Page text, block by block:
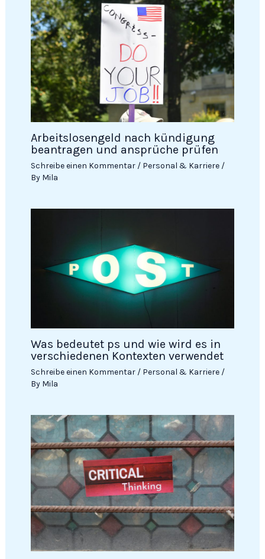
Arbeitslosengeld nach kündigung
beantragen und ansprüche prüfen
Schreibe einen Kommentar / Personal & Karriere/
By Mila
Was bedeutet ps und wie wird es in
verschiedenen Kontexten verwendet
Schreibe einen Kommentar / Personal & Karriere/
By Mila